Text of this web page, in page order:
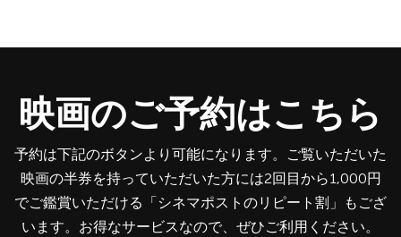
映画のご予約はこちら
予約は下記のボタンより可能になります。ご覧いただいた
映画の半券を持っていただいた方には2回目から1,000円
でご鑑賞いただける「シネマポストのリピート割」もござ
います。お得なサービスなので、ぜひご利用ください。